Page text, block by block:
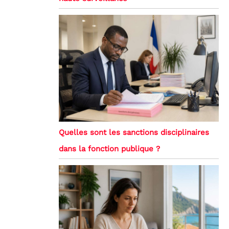
Quelles sont les sanctions disciplinaires
dans la fonction publique ?